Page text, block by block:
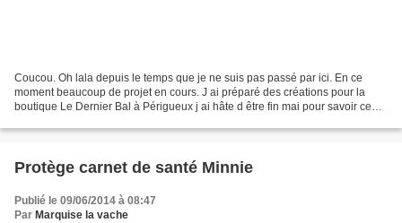
Coucou. Oh lala depuis le temps que je ne suis pas passé par ici. En ce
moment beaucoup de projet en cours. J ai préparé des créations pour la
boutique Le Dernier Bal à Périgueux j ai hâte d être fin mai pour savoir ce
Protège carnet de santé Minnie
Publié le 09/06/2014 à 08:47
Par Marquise la vache